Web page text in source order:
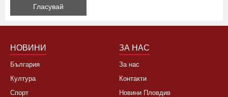
НОВИНИ
България
Култура
Спорт
ЗА НАС
За нас
Контакти
Новини Пловдив